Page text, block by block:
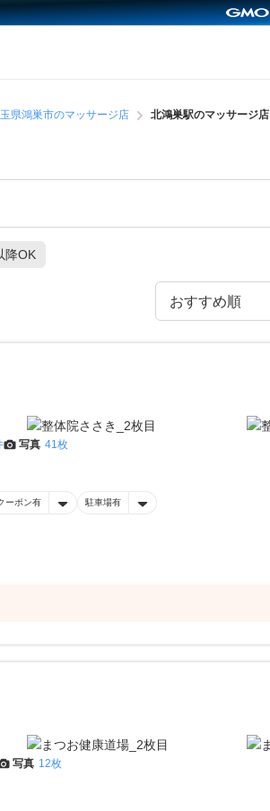
県鴻巣市のマッサージ店 北鴻巣駅のマッサージ店
降OK
写真 41枚
ーポン有 駐車場有
写真 12枚